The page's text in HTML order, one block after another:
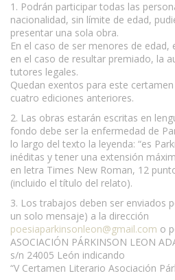
1. Podrán participar todas las
nacionalidad, sin límite de edad,
presentar una sola obra.
En el caso de ser menores de
en el caso de resultar premiado, la
tutores legales.
Quedan exentos para este
cuatro ediciones anteriores.
2. Las obras estarán escritas en
fondo debe ser la enfermedad de
lo largo del texto la leyenda: “es
inéditas y tener una extensión
en letra Times New Roman, 12
(incluido el título del relato).
3. Los trabajos deben ser enviados
un solo mensaje) a la dirección
poesiaparkinsonleon@gmail.com o
ASOCIACIÓN PÁRKINSON LEON
s/n 24005 León indicando
“V Certamen Literario Asociación